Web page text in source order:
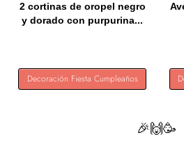
2 cortinas de oropel negro
y dorado con purpurina...
Decoración Fiesta Cumpleaños
🎉🙌🥳